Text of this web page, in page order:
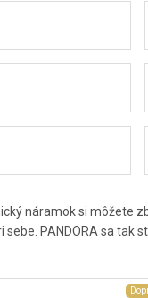
náramok si môžete
PANDORA sa tak